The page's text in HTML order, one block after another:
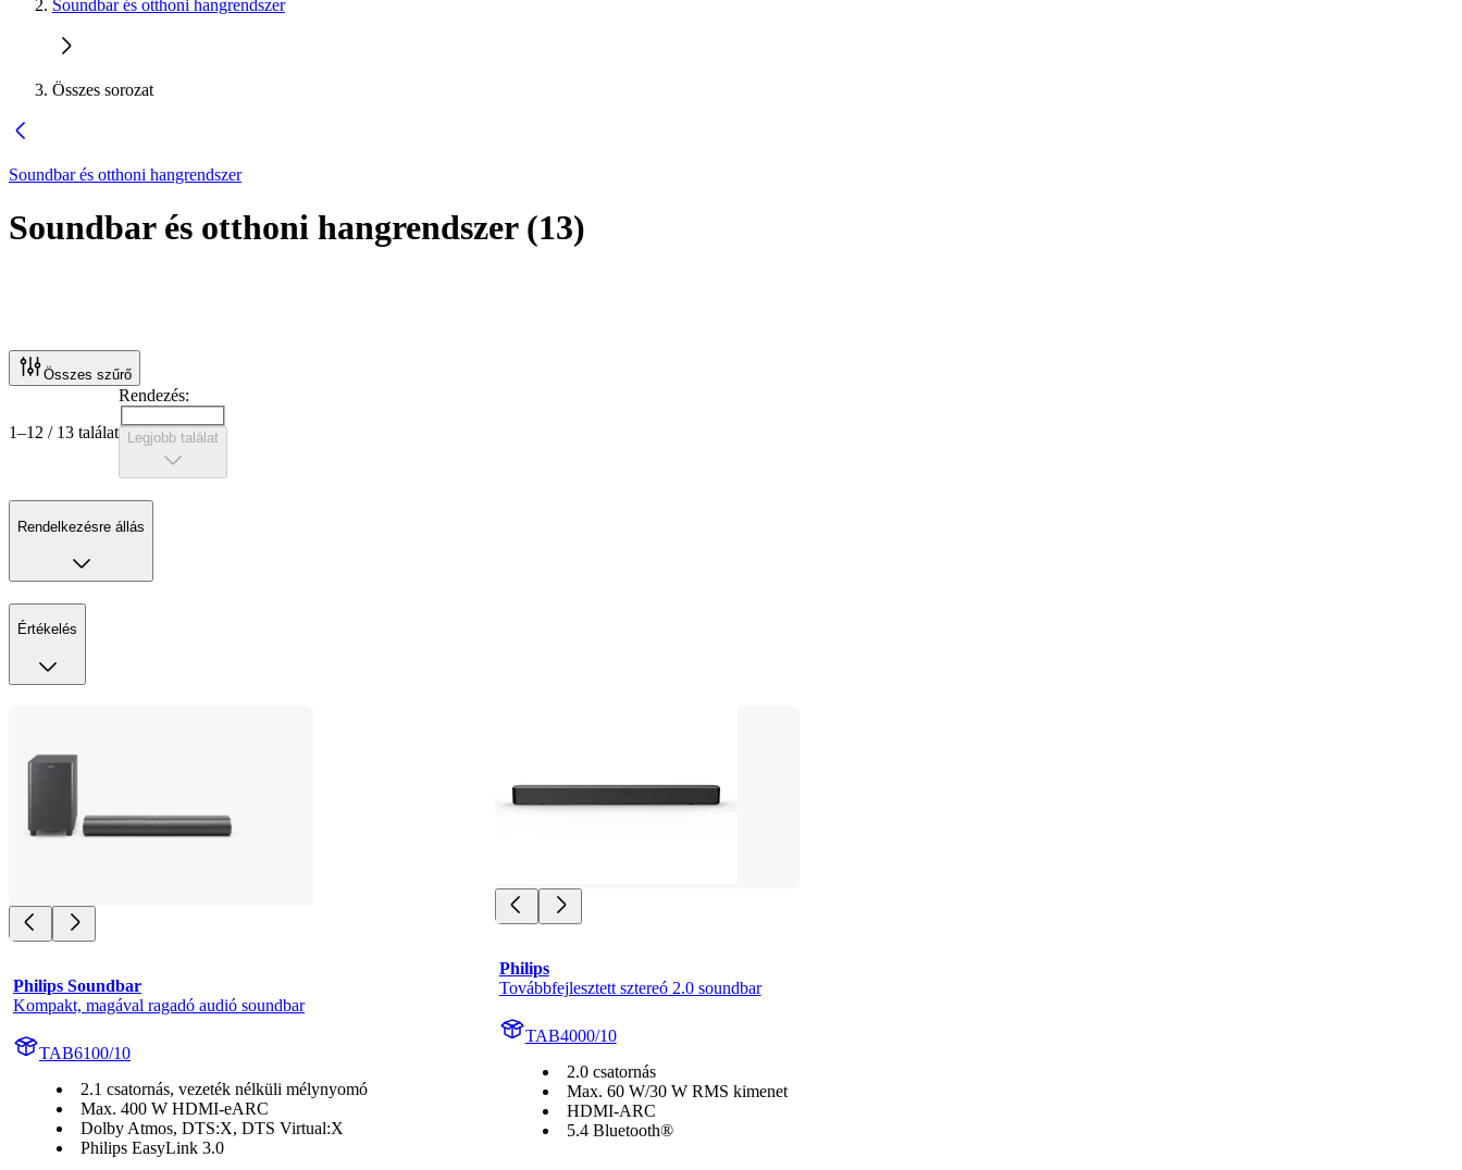
Soundbar és otthoni hangrendszer
Összes sorozat
Soundbar és otthoni hangrendszer
Soundbar és otthoni hangrendszer(13)
Összes szűrő
1–12 / 13 találat
Rendezés:
Legjobb találat
Rendelkezésre állás
Értékelés
Philips Soundbar
Kompakt, magával ragadó audió soundbar
TAB6100/10
2.1 csatornás, vezeték nélküli mélynyomó
Max. 400 W HDMI-eARC
Dolby Atmos, DTS:X, DTS Virtual:X
Philips EasyLink 3.0
Philips
Továbbfejlesztett sztereó 2.0 soundbar
TAB4000/10
2.0 csatornás
Max. 60 W/30 W RMS kimenet
HDMI-ARC
5.4 Bluetooth®